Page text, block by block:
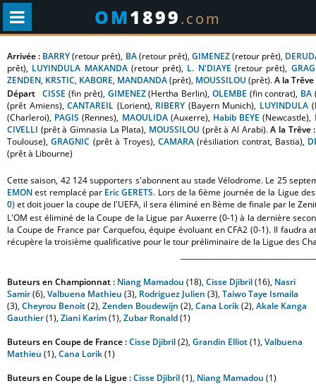
OM1899.com
Arrivée : BARRY(retour prêt), BA(retour prêt), GIMENEZ(retour prêt),
prêt), LUYINDULA MAKANDA (retour prêt), L. N'DIAYE (retour prêt),
ZENDEN, KRSTIC, KABORE, MANDANDA(prêt), MOUSSILOU (prêt).A la Trêve
Départ :CISSE (fin prêt), GIMENEZ (Hertha Berlin), OLEMBE (fin contrat), BA
(prêt Amiens), CANTAREIL (Lorient), RIBERY (Bayern Munich), LUYINDULA
(Charleroi), PAGIS (Rennes), MAOULIDA (Auxerre), Habib BEYE (Newcastle),
CIVELLI (prêt à Gimnasia La Plata), MOUSSILOU (prêt à Al Arabi).A la Trêve :
Toulouse), GRAGNIC (prêt à Troyes), CAMARA (résiliation contrat, Bastia),
(prêt à Libourne)
Cette saison, 42 124 supporters s'abonnent au stade Vélodrome. Le 25
EMONest remplacé par Eric GERETS. Lors de la 6ème journée de la Ligue
0)et doit jouer la coupe de l'UEFA, il sera éliminé en 8ème de finale par le
L'OM est éliminé de la Coupe de la Ligue par Auxerre (0-1) à la dernière
la Coupe de France par Carquefou, équipe évoluant en CFA2 (0-1). Il
récupère la troisième qualificative pour le tour préliminaire de la Ligue des
Buteurs en Championnat : Niang Mamadou (18), Cisse Djibril(16), Nasri
Samir(6), Valbuena Mathieu (3), Rodriguez Julien (3), Taiwo Taye Ismaila
(3), Cheyrou Benoit(2), Zenden Boudewijn (2), Cana Lorik(2), Akale Kanga
Gauthier(1), Ziani Karim(1), Zubar Ronald(1)
Buteurs en Coupe de France :Cisse Djibril(2), Grandin Elliot(1), Valbuena
Mathieu (1), Cana Lorik(1)
Buteurs en Coupe de la Ligue :Cisse Djibril(1), Niang Mamadou (1)